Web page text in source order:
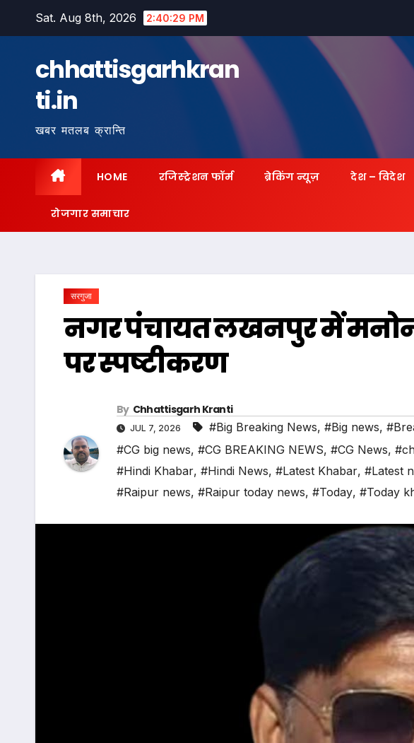
Sat. Aug 8th, 2026 2:40:30 PM
chhattisgarhkran
ti.in
खबर मतलब क्रान्ति
HOME रजिस्ट्रेशन फॉर्म ब्रेकिंग न्यूज़ देश – विदेश
रोजगार समाचार
सरगुजा
नगर पंचायत लखनपुर में
पर स्पष्टीकरण
By Chhattisgarh Kranti
JUL 7, 2026 #Big Breaking News, #Big news,
#CG big news, #CG BREAKING NEWS, #CG News,
#Hindi Khabar, #Hindi News, #Latest Khabar, #Latest
#Raipur news, #Raipur today news, #Today, #Today